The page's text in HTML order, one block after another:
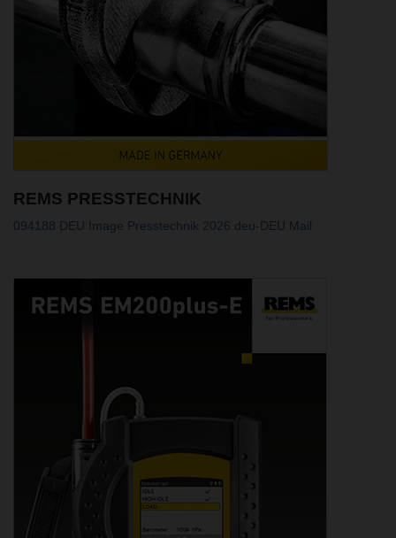
REMS PRESSTECHNIK
094188 DEU Image Presstechnik 2026 deu-DEU Mail